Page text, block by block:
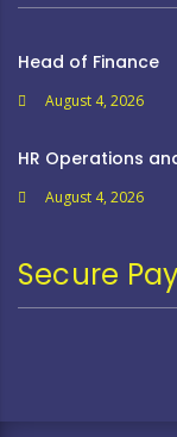
Head of Finance
August 4, 2026
HR Operations
August 4, 2026
Secure